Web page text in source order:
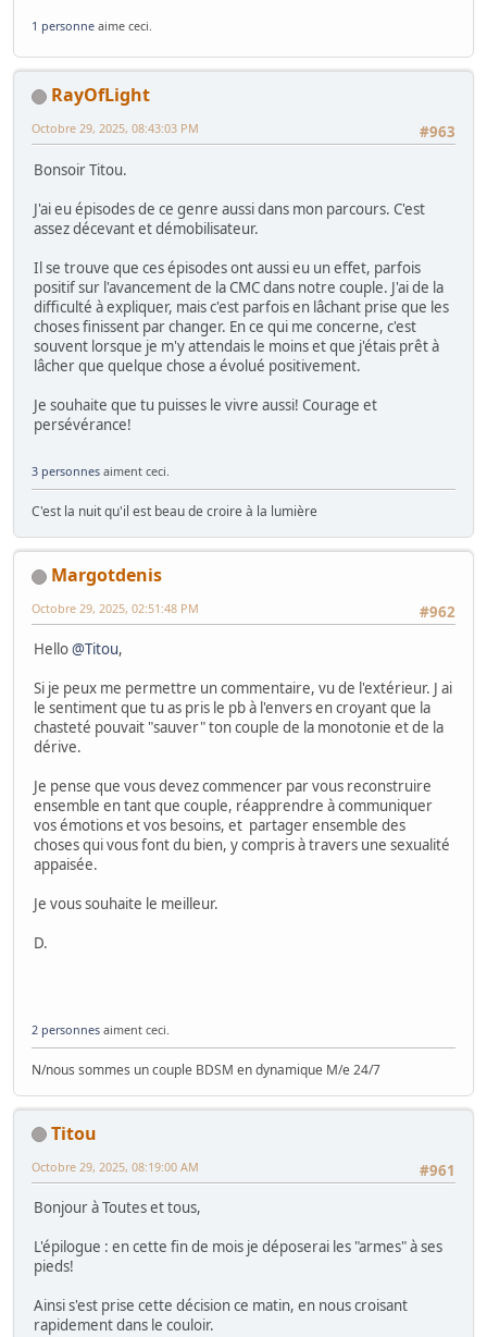
1 personne aime ceci.
RayOfLight
#963
Octobre 29, 2025, 08:43:03 PM
Bonsoir Titou.
J'ai eu épisodes de ce genre aussi dans mon parcours. C'est
assez décevant et démobilisateur.
Il se trouve que ces épisodes ont aussi eu un effet, parfois
positif sur l'avancement de la CMC dans notre couple. J'ai de la
difficulté à expliquer, mais c'est parfois en lâchant prise que les
choses finissent par changer. En ce qui me concerne, c'est
souvent lorsque je m'y attendais le moins et que j'étais prêt à
lâcher que quelque chose a évolué positivement.
Je souhaite que tu puisses le vivre aussi! Courage et
persévérance!
3 personnes aiment ceci.
C'est la nuit qu'il est beau de croire à la lumière
Margotdenis
#962
Octobre 29, 2025, 02:51:48 PM
Hello@Titou,
Si je peux me permettre un commentaire, vu de l'extérieur. J ai
le sentiment que tu as pris le pb à l'envers en croyant que la
chasteté pouvait "sauver" ton couple de la monotonie et de la
dérive.
Je pense que vous devez commencer par vous reconstruire
ensemble en tant que couple, réapprendre à communiquer
vos émotions et vos besoins, et partager ensemble des
choses qui vous font du bien, y compris à travers une sexualité
appaisée.
Je vous souhaite le meilleur.
D.
2 personnes aiment ceci.
N/nous sommes un couple BDSM en dynamique M/e 24/7
Titou
#961
Octobre 29, 2025, 08:19:00 AM
Bonjour à Toutes et tous,
L'épilogue : en cette fin de mois je déposerai les "armes" à ses
pieds!
Ainsi s'est prise cette décision ce matin, en nous croisant
rapidement dans le couloir.